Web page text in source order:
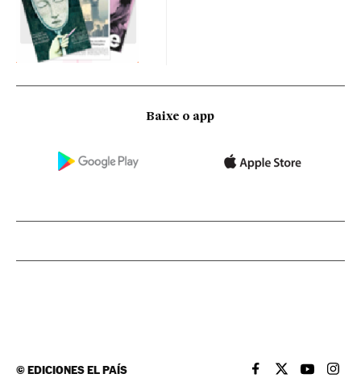
Baixe o app
©EDICIONES EL PAÍS EL PAÍS BRASIL EN
EL PAÍSEL PAÍS
EL